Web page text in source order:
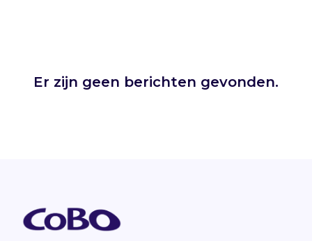
Er zijn geen berichten gevonden.